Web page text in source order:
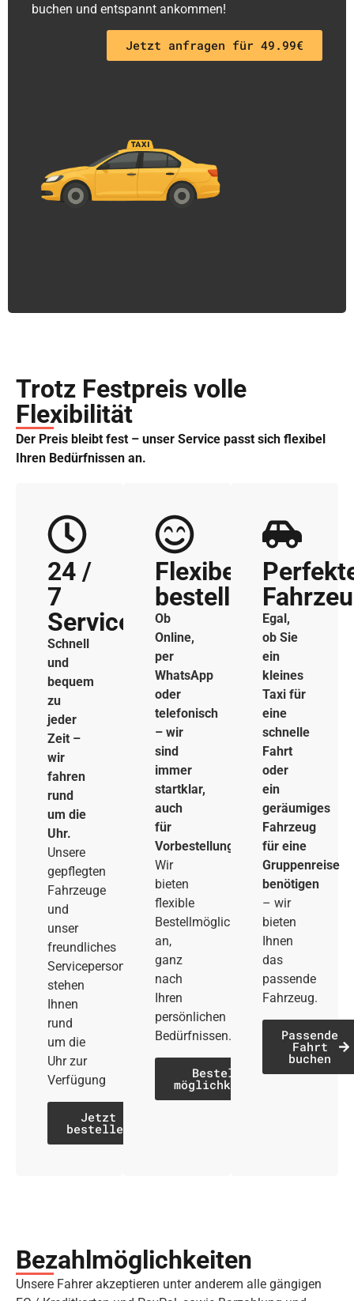
buchen und entspannt ankommen!
Jetzt anfragen für 49.99€
Trotz Festpreis volle
Flexibilität
Der Preis bleibt fest – unser Service passt sich flexibel
Ihren Bedürfnissen an.
24 /
7
Service
Schnell
und
bequem
zu
jeder
Zeit –
wir
fahren
rund
um die
Uhr.
Unsere
gepflegten
Fahrzeuge
und
unser
freundliches
Servicepersonal
stehen
Ihnen
rund
um die
Uhr zur
Verfügung
Jetzt
bestellen
Flexibel
bestellen
Ob
Online,
per
WhatsApp
oder
telefonisch
– wir
sind
immer
startklar,
auch
für
Vorbestellungen.
Wir
bieten
flexible
Bestellmöglichkeiten
an,
ganz
nach
Ihren
persönlichen
Bedürfnissen.
Bestell­
möglichkeiten
Egal,
ob Sie
ein
kleines
Taxi für
eine
schnelle
Fahrt
oder
ein
geräumiges
Fahrzeug
für eine
Gruppenreise
benötigen
– wir
bieten
Ihnen
das
passende
Fahrzeug.
Passende
Fahrt
buchen
Bezahl­möglich­keiten
Unsere Fahrer akzeptieren unter anderem alle gängigen